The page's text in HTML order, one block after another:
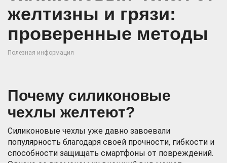
желтизны и грязи:
проверенные методы
Полезная информация
Почему силиконовые
чехлы желтеют?
Силиконовые чехлы уже давно завоевали
популярность благодаря своей прочности, гибкости и
способности защищать смартфоны от повреждений.